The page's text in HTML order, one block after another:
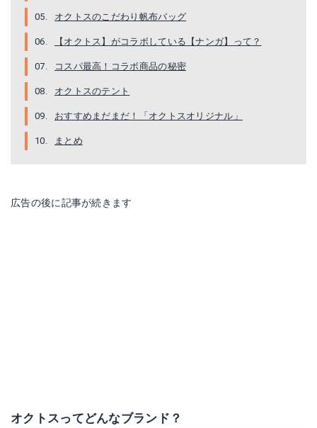
オクトスのこだわり帆布バッグ
【オクトス】がコラボしている【ナンガ】って？
コスパ最高！コラボ商品の秘密
オクトスのテント
おすすめまだまだ！「オクトスオリジナル」
まとめ
広告の後に記事が続きます
オクトスってどんなブランド？